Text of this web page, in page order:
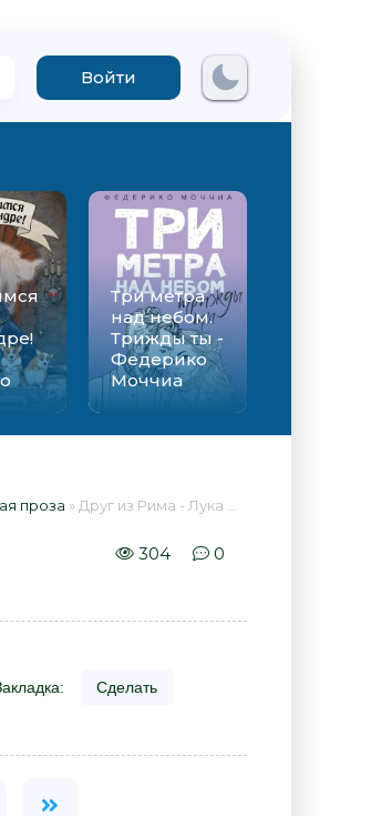
Войти
Три метра
над небом.
Трижды ты -
Федерико
Моччиа
проза » Друг из Рима - Лука Спагетти 📕 - Книга онлайн бесплатно
304 0
Сделать